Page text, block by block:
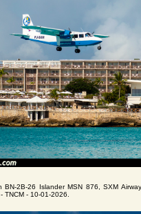
BN-2B-26 Islander MSN 876, SXM
TNCM - 10-01-2026.